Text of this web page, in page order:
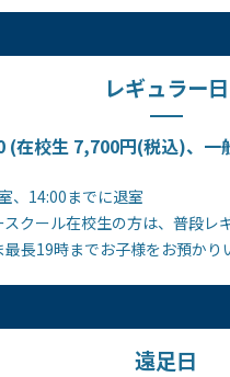
レギュラー日
(在校生 7,700円(税込)、
、14:00までに退室
クール在校生の方は、普段レ
長19時までお子様をお預かり
遠足日